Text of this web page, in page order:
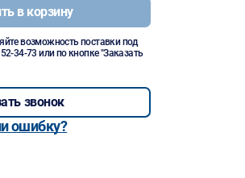
в корзину
возможность поставки под
34-73 или по кнопке "Заказать
звонок
ошибку?